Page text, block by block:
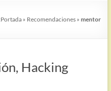
Portada » Recomendaciones »mentor
Hacking